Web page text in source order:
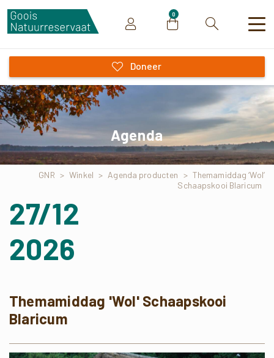
0
Zoeken
Doneer
Agenda
GNR > Winkel > Agenda producten > Themamiddag ‘Wol’
Schaapskooi Blaricum
27/12
2026
Themamiddag 'Wol' Schaapskooi
Blaricum